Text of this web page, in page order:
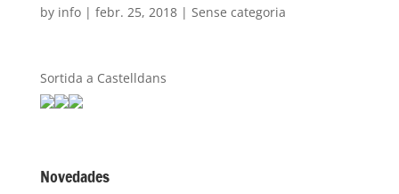
by info| febr. 25, 2018| Sense categoria
Sortida a Castelldans
Novedades